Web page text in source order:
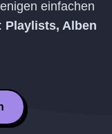
einfachen
Playlists, Alben